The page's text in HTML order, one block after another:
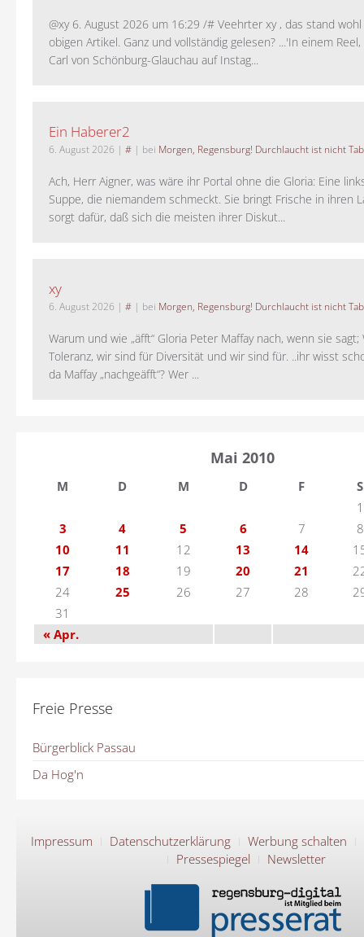
@xy 6. August 2026 um 16:29 /# Veehrter xy , das stand
obigen Artikel. Ganz und vollständig gelesen? ...'In einem
Carl von Schönburg-Glauchau auf Instag...
Ein Haberer2
6. August 2026 | # | bei Morgen, Regensburg! Durchlaucht ist nicht
Ach, Herr Aigner, was wäre ihr Portal ohne die Gloria: Eine
Suppe, die niemandem schmeckt. Sie bringt Frische in ihren
sorgt dafür, daß sich die meisten ihrer Diskut...
xy
6. August 2026 | # | bei Morgen, Regensburg! Durchlaucht ist nicht
Warum und wie „äfft“ Gloria Peter Maffay nach, wenn sie
Toleranz, wir sind für Diversität und wir sind für. ..ihr wisst
da Maffay „nachgeäfft“? Wer ...
Mai 2010
M D M D F
S
1
3
4 5 6 7
8
10
11 12 13 14
17
18 19 20 21
24
25 26 27 28
31
« Apr.
Freie Presse
Bürgerblick Passau
Da Hog'n
Impressum Datenschutzerklärung
Werbung schalten
Pressespiegel
Newsletter